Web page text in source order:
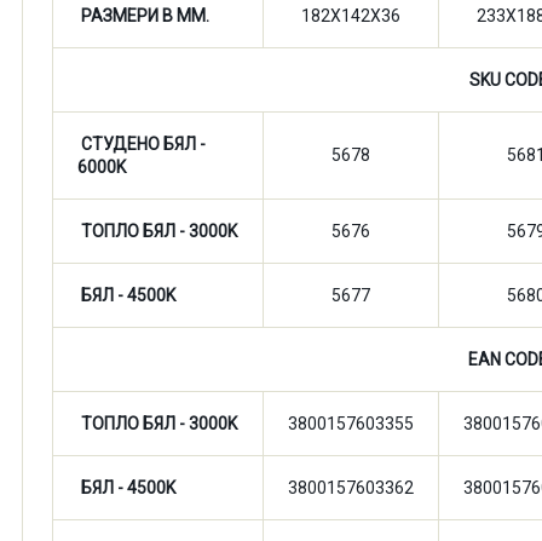
РАЗМЕРИ В ММ. 182X142X36
SKU
СТУДЕНО БЯЛ -
6000K
5678
ТОПЛО БЯЛ - 3000K 5676
БЯЛ - 4500K 5677
EAN
ТОПЛО БЯЛ - 3000K 3800157603355
БЯЛ - 4500K 3800157603362